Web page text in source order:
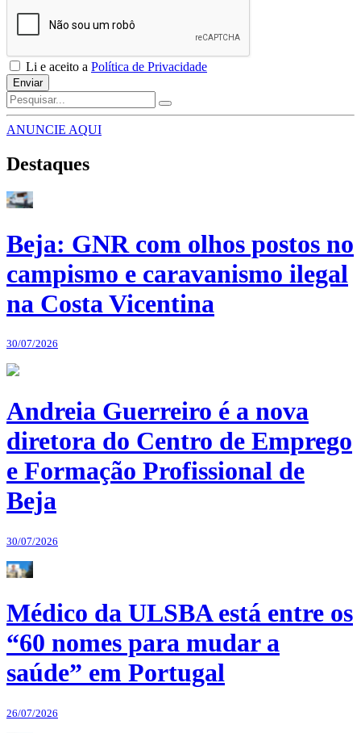
Li e aceito a Política de Privacidade
Enviar
ANUNCIE AQUI
Destaques
Beja: GNR com olhos postos no
campismo e caravanismo ilegal
na Costa Vicentina
30/07/2026
Andreia Guerreiro é a nova
diretora do Centro de Emprego
e Formação Profissional de
Beja
30/07/2026
Médico da ULSBA está entre os
“60 nomes para mudar a
saúde” em Portugal
26/07/2026